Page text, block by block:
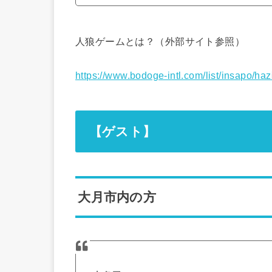
人狼ゲームとは？（外部サイト参照）
https://www.bodoge-intl.com/list/insapo/
【ゲスト】
大月市内の方